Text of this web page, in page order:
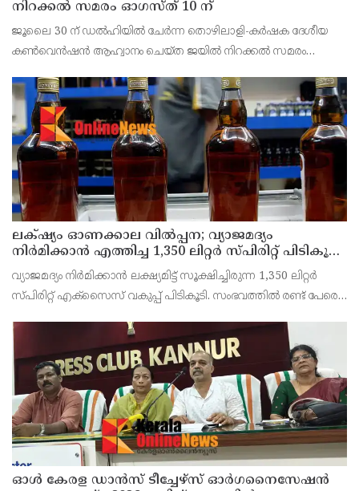
നിറക്കൽ സമരം ഓഗസ്ത് 10 ന്
ജൂലൈ 30 ന് ഡൽഹിയിൽ ചേർന്ന തൊഴിലാളി-കർഷക ദേശീയ
കൺവെൻഷൻ ആഹ്വാനം ചെയ്ത ജയിൽ നിറക്കൽ സമരം
തൊഴിലാളി സംഘടനകളുടെ സംയുക്ത ജില്ലാ സമിതി
തീരുമാനിച്ചു.ഇതിന്റെ ഭാഗമായ
ലക്‌ഷ്യം ഓണക്കാല വിൽപ്പന; വ്യാജമദ്യം
നിർമിക്കാൻ എത്തിച്ച 1,350 ലിറ്റർ സ്പിരിറ്റ് പിടികൂടി;
രണ്ട് പേർ അറസ്റ്റിൽ
വ്യാജമദ്യം നിർമിക്കാൻ ലക്ഷ്യമിട്ട് സൂക്ഷിച്ചിരുന്ന 1,350 ലിറ്റർ
സ്പിരിറ്റ് എക്സൈസ് വകുപ്പ് പിടികൂടി. സംഭവത്തിൽ രണ്ട് പേരെ
കോട്ടക്കുളങ്ങരയിലെ ഹോളോബ്രിക
ഓൾ കേരള ഡാൻസ് ടീച്ചേഴ്സ് ഓർഗനൈസേഷൻ